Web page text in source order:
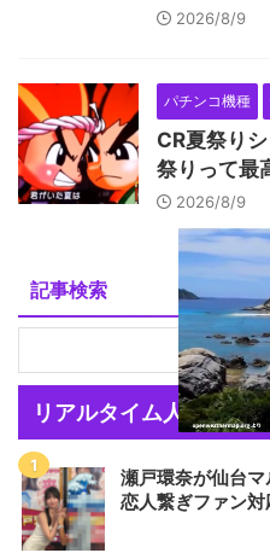
2026/8/9
パチンコ機種
CR夏祭り
祭りって最
2026/8/9
記事検索
リアルタイム人気記事
瀬戸環奈が仙台
恋人繋ぎファン